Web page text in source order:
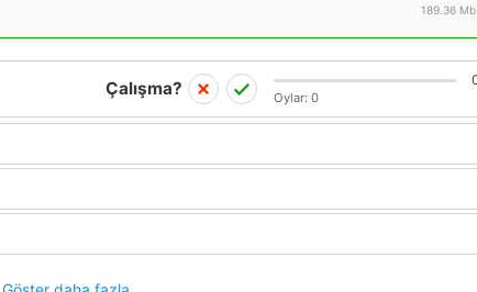
189.36 Mb
Çalışma? Oylar: 0